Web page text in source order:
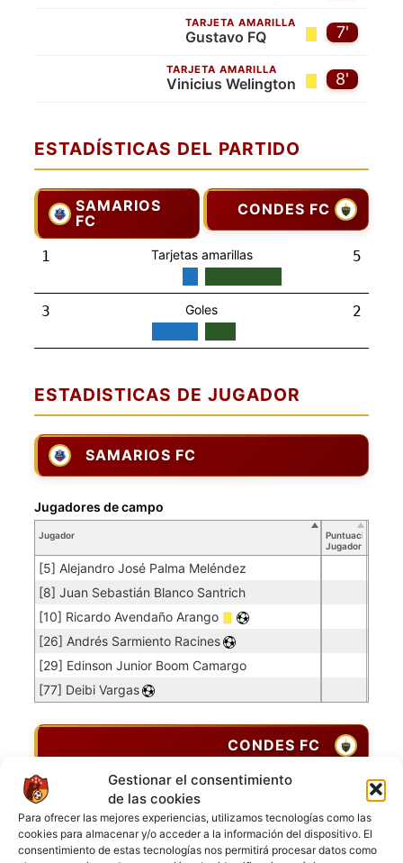
Gestionar el consentimiento
de las cookies
Para ofrecer las mejores experiencias, utilizamos tecnologías como las
cookies para almacenar y/o acceder a la información del dispositivo. El
consentimiento de estas tecnologías nos permitirá procesar datos como
7'
TARJETA AMARILLA
Gustavo FQ
8'
TARJETA AMARILLA
Vinicius Welington
ESTADÍSTICAS DEL PARTIDO
SAMARIOS
FC
CONDES FC
1 Tarjetas amarillas 5
3 Goles 2
ESTADISTICAS DE JUGADOR
SAMARIOS FC
Jugador
Puntuación
Jugador
[5] Alejandro José Palma Meléndez
[8] Juan Sebastián Blanco Santrich
[10] Ricardo Avendaño Arango
[26] Andrés Sarmiento Racines
[29] Edinson Junior Boom Camargo
[77] Deibi Vargas
Jugadores de campo
CONDES FC
Jugador
Puntuación
Jugador
Promedio
Po
Goles
Concedidos
Partidos
Jugador
PO
Porteros